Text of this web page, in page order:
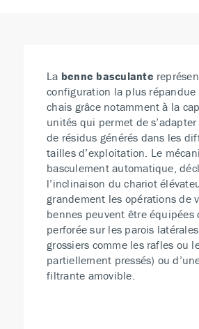
La benne basculante
configuration la plus répandue
chais grâce notamment à la
unités qui permet de
de résidus générés dans les
tailles d’exploitation. Le
basculement automatique,
l’inclinaison du chariot
grandement les opérations de
bennes peuvent être équipées
perforée sur les parois
grossiers comme les rafles ou
partiellement pressés) ou
filtrante amovible.